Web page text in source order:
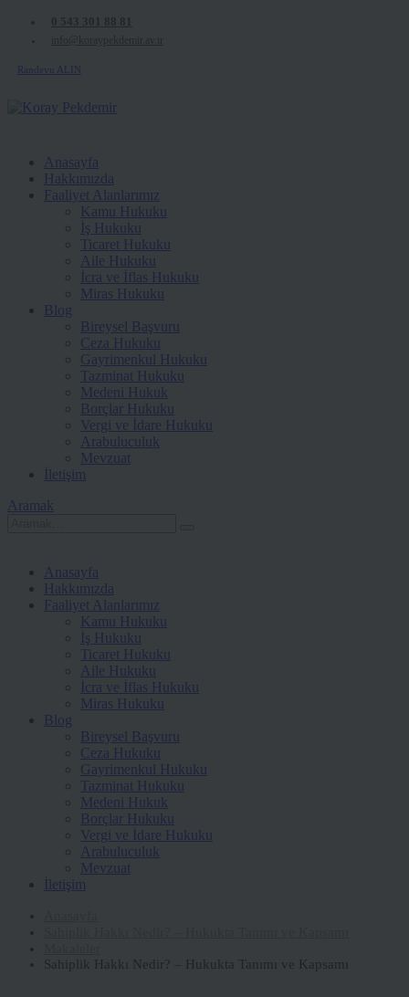
Randevu ALIN
Anasayfa
Hakkımızda
Faaliyet Alanlarımız
Kamu Hukuku
İş Hukuku
Ticaret Hukuku
Aile Hukuku
İcra ve İflas Hukuku
Miras Hukuku
Blog
Bireysel Başvuru
Ceza Hukuku
Gayrimenkul Hukuku
Tazminat Hukuku
Medeni Hukuk
Borçlar Hukuku
Vergi ve İdare Hukuku
Arabuluculuk
Mevzuat
İletişim
Aramak
Anasayfa
Hakkımızda
Faaliyet Alanlarımız
Kamu Hukuku
İş Hukuku
Ticaret Hukuku
Aile Hukuku
İcra ve İflas Hukuku
Miras Hukuku
Blog
Bireysel Başvuru
Ceza Hukuku
Gayrimenkul Hukuku
Tazminat Hukuku
Medeni Hukuk
Borçlar Hukuku
Vergi ve İdare Hukuku
Arabuluculuk
Mevzuat
İletişim
Sahiplik Hakkı Nedir? – Hukukta Tanımı ve Kapsamı